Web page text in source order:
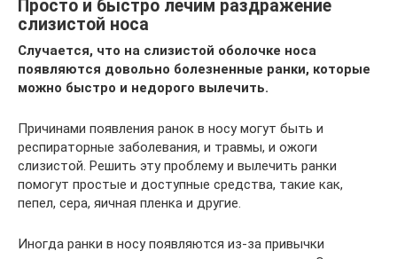
Просто и быстро лечим раздражение
слизистой носа
Случается, что на слизистой оболочке носа
появляются довольно болезненные ранки, которые
можно быстро и недорого вылечить.
Причинами появления ранок в носу могут быть и
респираторные заболевания, и травмы, и ожоги
слизистой. Решить эту проблему и вылечить ранки
помогут простые и доступные средства, такие как,
пепел, сера, яичная пленка и другие.
Иногда ранки в носу появляются из-за привычки